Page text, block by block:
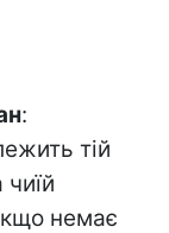
:
тій
немає